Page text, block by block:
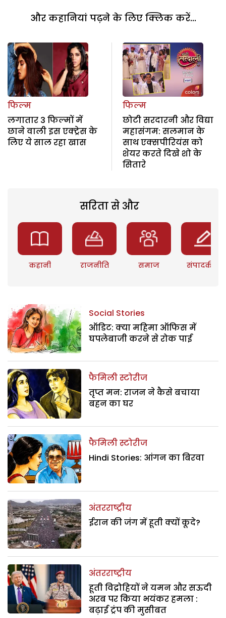
और कहानियां पढ़ने के लिए क्लिक करें...
फिल्म
लगातार 3 फिल्मों में
छाने वाली इस एक्ट्रेस के
लिए ये साल रहा खास
फिल्म
छोटी सरदारनी और विद्या
महासंगम: सलमान के
साथ एक्सपीरियंस को
शेयर करते दिखे शो के
सितारे
सरिता से और
कहानी राजनीति समाज संपादकीय
Social Stories
ऑडिट: क्या महिमा ऑफिस में
घपलेबाजी करने से रोक पाई
फैमिली स्टोरीज
तृप्त मन: राजन ने कैसे बचाया
बहन का घर
फैमिली स्टोरीज
Hindi Stories: आंगन का बिरवा
अंतरराष्ट्रीय
ईरान की जंग में हूती क्यों कूदे?
अंतरराष्ट्रीय
हूती विद्रोहियों ने यमन और सऊदी
अरब पर किया भयंकर हमला :
बढ़ाई ट्रंप की मुसीबत